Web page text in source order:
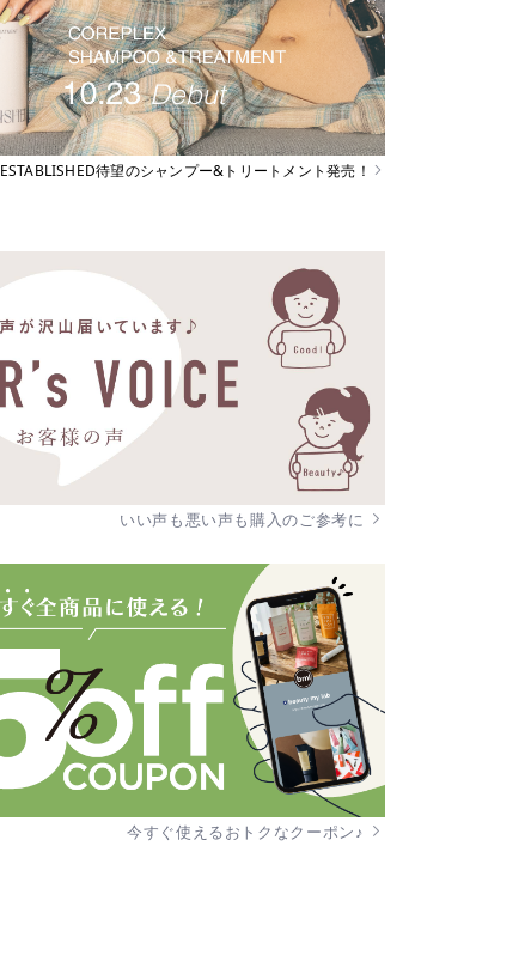
ESTABLISHED待望のシャンプー&トリートメント発売！
いい声も悪い声も購入のご参考に
今すぐ使えるおトクなクーポン♪